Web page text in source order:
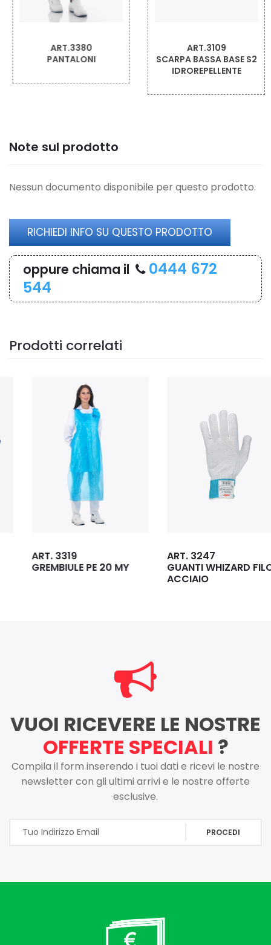
ART.3380
PANTALONI
ART.3109
SCARPA BASSA BASE S2
IDROREPELLENTE
Note sul prodotto
Nessun documento disponibile per questo prodotto.
RICHIEDI INFO SU QUESTO PRODOTTO
oppure chiama il
0444 672
544
Prodotti correlati
ART. 3319
GREMBIULE PE 20 MY
ART. 3247
GUANTI WHIZARD FILO
ACCIAIO
VUOI RICEVERE LE NOSTRE
OFFERTE SPECIALI ?
Compila il form inserendo i tuoi dati e ricevi le nostre
newsletter con gli ultimi arrivi e le nostre offerte
esclusive.
PROCEDI